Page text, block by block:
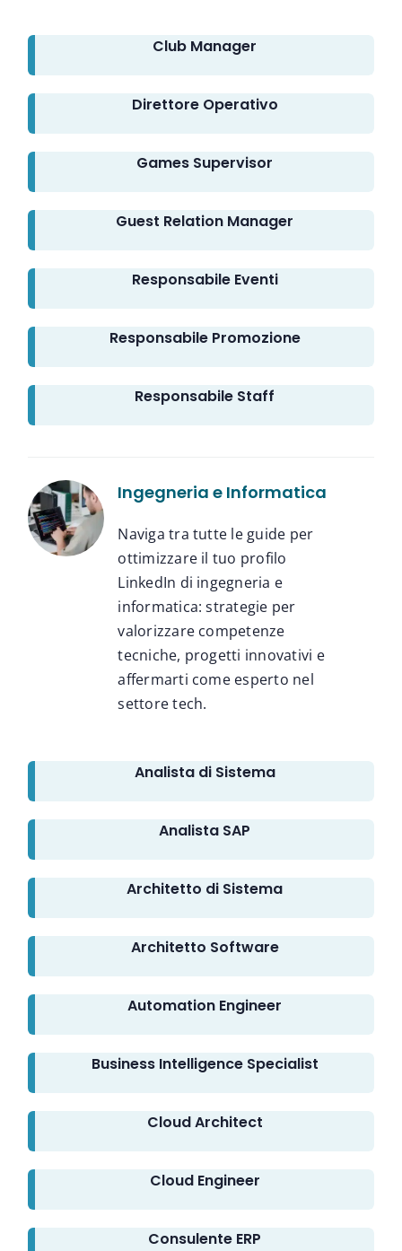
Club Manager
Direttore Operativo
Games Supervisor
Guest Relation Manager
Responsabile Eventi
Responsabile Promozione
Responsabile Staff
Ingegneria e Informatica
Naviga tra tutte le guide per
ottimizzare il tuo profilo
LinkedIn di ingegneria e
informatica: strategie per
valorizzare competenze
tecniche, progetti innovativi e
affermarti come esperto nel
settore tech.
Analista di Sistema
Analista SAP
Architetto di Sistema
Architetto Software
Automation Engineer
Business Intelligence Specialist
Cloud Architect
Cloud Engineer
Consulente ERP